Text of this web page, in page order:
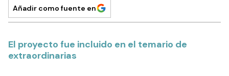
Añadir como fuente en
El proyecto fue incluido en el temario de
extraordinarias